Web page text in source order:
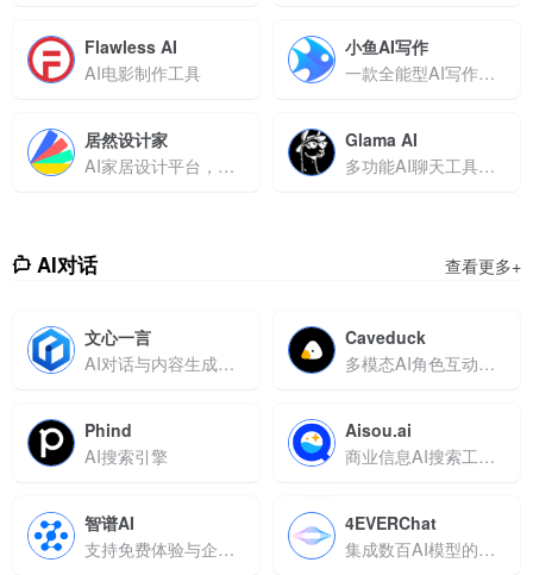
Flawless AI
AI电影制作工具
小鱼AI写作
一款全能型AI写作工具
居然设计家
AI家居设计平台，支持3D建模与供应链闭环
Glama AI
多功能AI聊天工具支持文件分析与实时搜索
AI对话 查看更多+
文心一言
AI对话与内容生成平台
Caveduck
多模态AI角色互动平台，打造沉浸式虚拟对话体验
Phind
AI搜索引擎
Aisou.ai
商业信息AI搜索工具，支持自然语言问答与多源验证
智谱AI
支持免费体验与企业级定制
4EVERChat
集成数百AI模型的智能平台